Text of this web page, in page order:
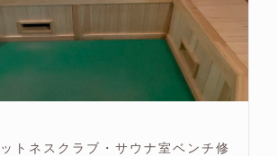
トネスクラブ・サウナ室ベンチ修